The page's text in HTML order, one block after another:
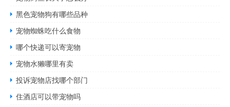
黑色宠物狗有哪些品种
宠物蜘蛛吃什么食物
哪个快递可以寄宠物
宠物水獭哪里有卖
投诉宠物店找哪个部门
住酒店可以带宠物吗